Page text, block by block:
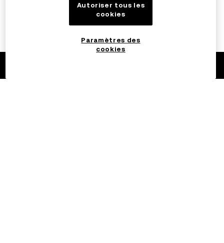
Autoriser tous les
cookies
Paramètres des
cookies